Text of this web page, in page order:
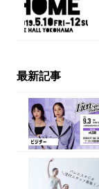
最新記事